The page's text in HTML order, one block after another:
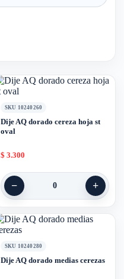
SKU 10240260
Dije AQ dorado cereza hoja st
oval
$ 3.300
− 0 +
SKU 10240280
Dije AQ dorado medias cerezas